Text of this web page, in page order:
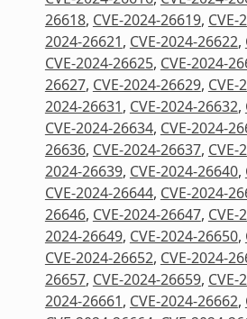
26618, CVE-2024-26619, CVE-
2024-26621, CVE-2024-26622,
CVE-2024-26625, CVE-2024-
26627, CVE-2024-26629, CVE-
2024-26631, CVE-2024-26632,
CVE-2024-26634, CVE-2024-
26636, CVE-2024-26637, CVE-
2024-26639, CVE-2024-26640,
CVE-2024-26644, CVE-2024-
26646, CVE-2024-26647, CVE-
2024-26649, CVE-2024-26650,
CVE-2024-26652, CVE-2024-
26657, CVE-2024-26659, CVE-
2024-26661, CVE-2024-26662,